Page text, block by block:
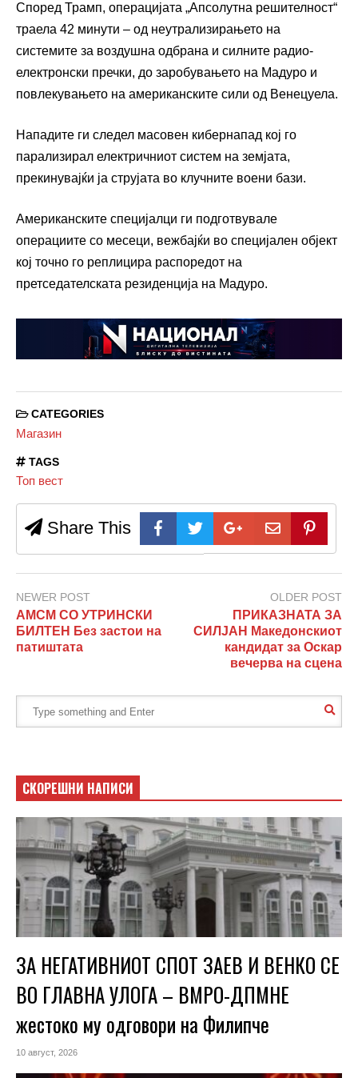
Според Трамп, операцијата „Апсолутна решителност“
траела 42 минути – од неутрализирањето на
системите за воздушна одбрана и силните радио-
електронски пречки, до заробувањето на Мадуро и
повлекувањето на американските сили од Венецуела.
Нападите ги следел масовен кибернапад кој го
парализирал електричниот систем на земјата,
прекинувајќи ја струјата во клучните воени бази.
Американските специјалци ги подготвувале
операциите со месеци, вежбајќи во специјален објект
кој точно го реплицира распоредот на
претседателската резиденција на Мадуро.
CATEGORIES
Магазин
TAGS
Топ вест
Share This
NEWER POST
АМСМ СО УТРИНСКИ
БИЛТЕН Без застои на
патиштата
OLDER POST
ПРИКАЗНАТА ЗА
СИЛЈАН Македонскиот
кандидат за Оскар
вечерва на сцена
СКОРЕШНИ НАПИСИ
ЗА НЕГАТИВНИОТ СПОТ ЗАЕВ И ВЕНКО СЕ
ВО ГЛАВНА УЛОГА – ВМРО-ДПМНЕ
жестоко му одговори на Филипче
10 август, 2026